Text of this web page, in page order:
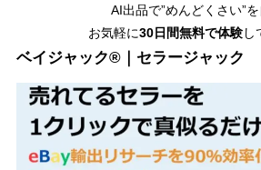
AI出品で”めんどくさい”
お気軽に30日間無料で体験し
ベイジャック®｜セラージャック